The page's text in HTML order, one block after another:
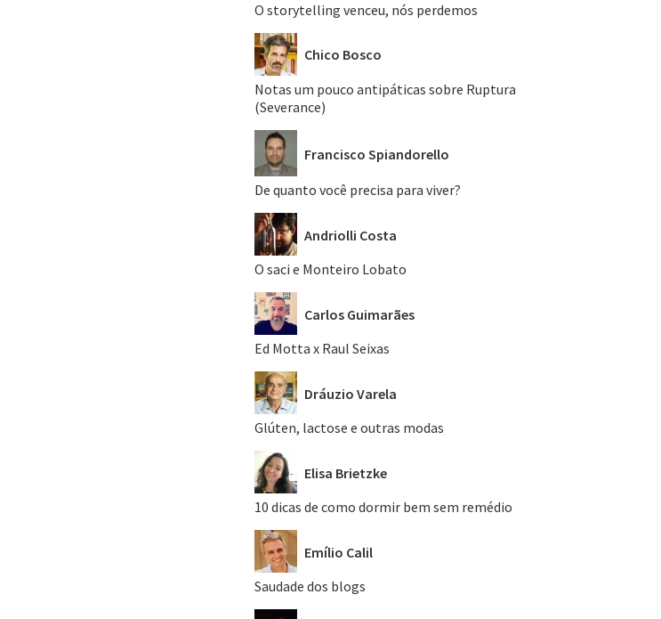
O storytelling venceu, nós perdemos
Chico Bosco
Notas um pouco antipáticas sobre Ruptura
(Severance)
Francisco Spiandorello
De quanto você precisa para viver?
Andriolli Costa
O saci e Monteiro Lobato
Carlos Guimarães
Ed Motta x Raul Seixas
Dráuzio Varela
Glúten, lactose e outras modas
Elisa Brietzke
10 dicas de como dormir bem sem remédio
Emílio Calil
Saudade dos blogs